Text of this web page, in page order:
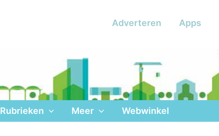
Adverteren Apps
Rubrieken Meer Webwinkel